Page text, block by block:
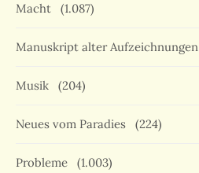
Macht (1.087)
Manuskript alter Aufzeichnungen
Musik (204)
Neues vom Paradies (224)
Probleme (1.003)